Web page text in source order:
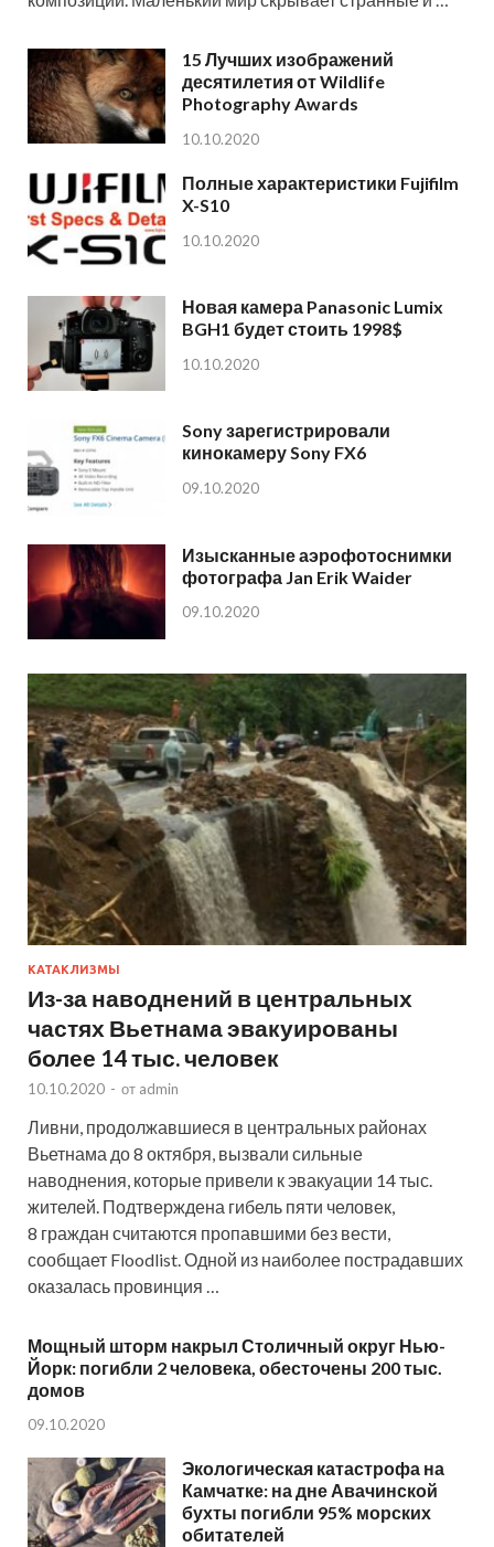
15 Лучших изображений
десятилетия от Wildlife
Photography Awards
10.10.2020
Полные характеристики Fujifilm
X-S10
10.10.2020
Новая камера Panasonic Lumix
BGH1 будет стоить 1998$
10.10.2020
Sony зарегистрировали
кинокамеру Sony FX6
09.10.2020
Изысканные аэрофотоснимки
фотографа Jan Erik Waider
09.10.2020
КАТАКЛИЗМЫ
Из-за наводнений в центральных
частях Вьетнама эвакуированы
более 14 тыс. человек
10.10.2020 - от admin
Ливни, продолжавшиеся в центральных районах
Вьетнама до 8 октября, вызвали сильные
наводнения, которые привели к эвакуации 14 тыс.
жителей. Подтверждена гибель пяти человек,
8 граждан считаются пропавшими без вести,
сообщает Floodlist. Одной из наиболее пострадавших
оказалась провинция …
Мощный шторм накрыл Столичный округ Нью-
Йорк: погибли 2 человека, обесточены 200 тыс.
домов
09.10.2020
Экологическая катастрофа на
Камчатке: на дне Авачинской
бухты погибли 95% морских
обитателей